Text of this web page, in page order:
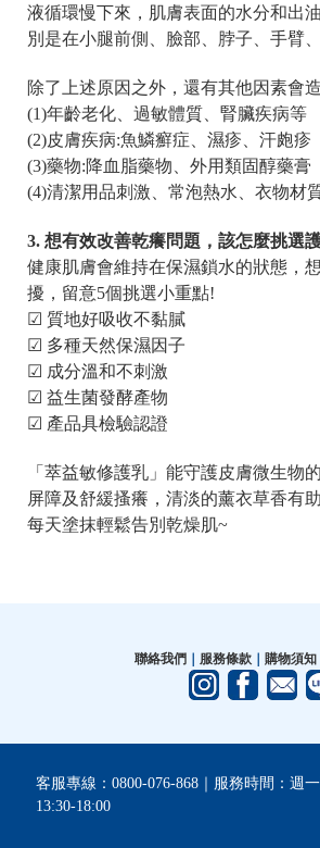
液循環慢下來，肌膚表面的水分和出
別是在小腿前側、臉部、脖子、手臂
除了上述原因之外，還有其他因素會
(1)年齡老化、過敏體質、腎臟疾病等
(2)皮膚疾病:魚鱗癬症、濕疹、汗皰疹
(3)藥物:降血脂藥物、外用類固醇藥膏
(4)清潔用品刺激、常泡熱水、衣物材
3. 想有效改善乾癢問題，該怎麼挑選
健康肌膚會維持在保濕鎖水的狀態，
擾，留意5個挑選小重點!
☑ 質地好吸收不黏膩
☑ 多種天然保濕因子
☑ 成分溫和不刺激
☑ 益生菌發酵產物
☑ 產品具檢驗認證
「萃益敏修護乳」能守護皮膚微生物
屏障及舒緩搔癢，清淡的薰衣草香有
每天塗抹輕鬆告別乾燥肌~
聯絡我們 服務條款｜ 購物須知
客服專線：0800-076-868｜服務時間：週
13:30-18:00